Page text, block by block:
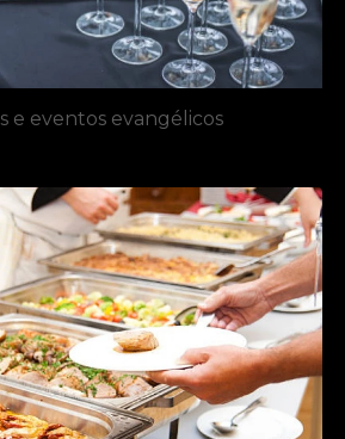
e eventos evangélicos